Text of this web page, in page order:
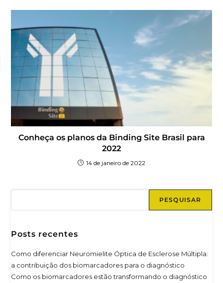
Conheça os planos da Binding Site Brasil para
2022
14 de janeiro de 2022
PESQUISAR
Posts recentes
Como diferenciar Neuromielite Óptica de Esclerose Múltipla:
a contribuição dos biomarcadores para o diagnóstico
Como os biomarcadores estão transformando o diagnóstico